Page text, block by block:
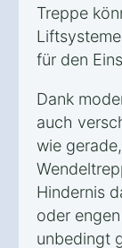
Treppe
für den
Dank
auch
wie
Hindernis
oder
unbedingt